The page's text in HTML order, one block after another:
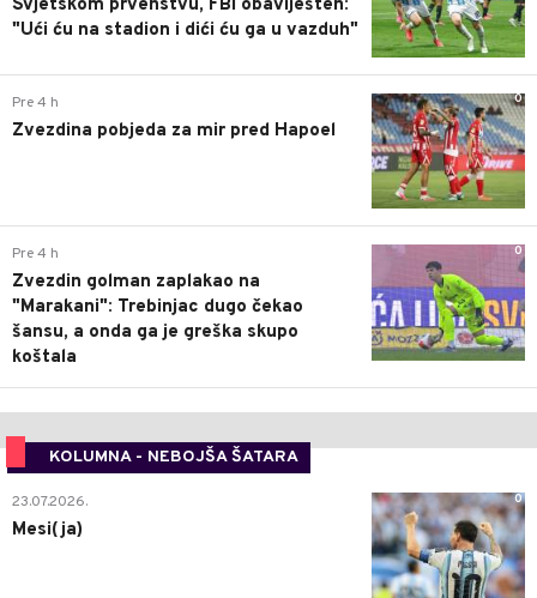
Svjetskom prvenstvu, FBI obaviješten:
"Ući ću na stadion i dići ću ga u vazduh"
0
Pre 4 h
Zvezdina pobjeda za mir pred Hapoel
0
Pre 4 h
Zvezdin golman zaplakao na
"Marakani": Trebinjac dugo čekao
šansu, a onda ga je greška skupo
koštala
KOLUMNA - NEBOJŠA ŠATARA
0
23.07.2026.
Mesi(ja)